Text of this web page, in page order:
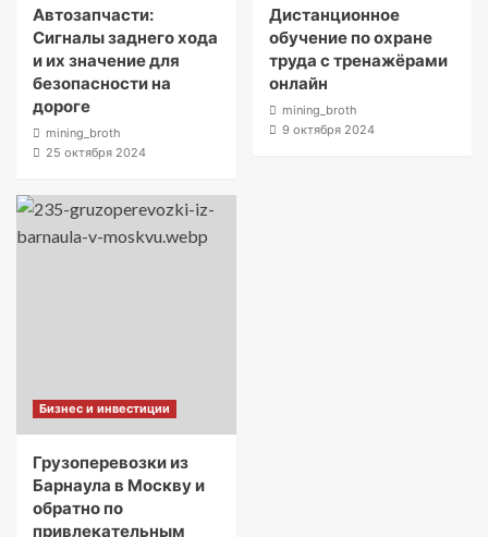
Автозапчасти:
Сигналы заднего хода
и их значение для
безопасности на
дороге
mining_broth
25 октября 2024
Дистанционное
обучение по охране
труда с тренажёрами
онлайн
mining_broth
9 октября 2024
Бизнес и инвестиции
Грузоперевозки из
Барнаула в Москву и
обратно по
привлекательным